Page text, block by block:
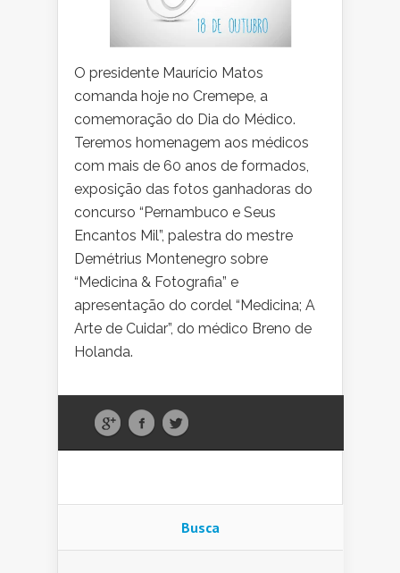
O presidente Maurício Matos
comanda hoje no Cremepe, a
comemoração do Dia do Médico.
Teremos homenagem aos médicos
com mais de 60 anos de formados,
exposição das fotos ganhadoras do
concurso “Pernambuco e Seus
Encantos Mil”, palestra do mestre
Demétrius Montenegro sobre
“Medicina & Fotografia” e
apresentação do cordel “Medicina; A
Arte de Cuidar”, do médico Breno de
Holanda.
Busca